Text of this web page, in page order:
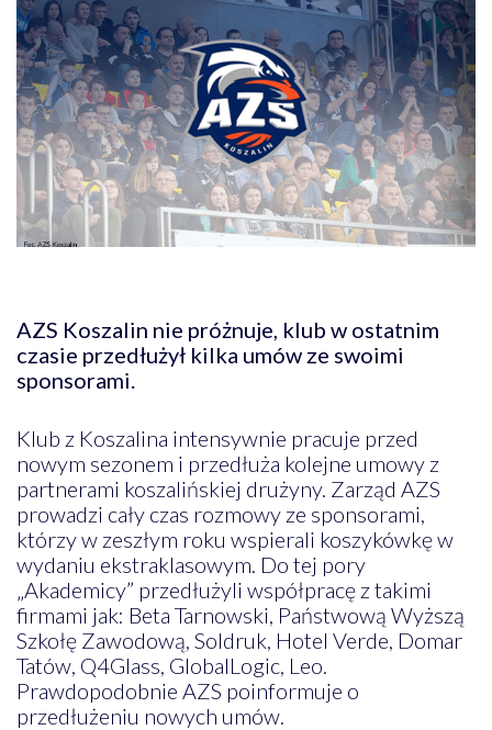
AZS Koszalin nie próżnuje, klub w ostatnim
czasie przedłużył kilka umów ze swoimi
sponsorami.
Klub z Koszalina intensywnie pracuje przed
nowym sezonem i przedłuża kolejne umowy z
partnerami koszalińskiej drużyny. Zarząd AZS
prowadzi cały czas rozmowy ze sponsorami,
którzy w zeszłym roku wspierali koszykówkę w
wydaniu ekstraklasowym. Do tej pory
„Akademicy” przedłużyli współpracę z takimi
firmami jak: Beta Tarnowski, Państwową Wyższą
Szkołę Zawodową, Soldruk, Hotel Verde, Domar
Tatów, Q4Glass, GlobalLogic, Leo.
Prawdopodobnie AZS poinformuje o
przedłużeniu nowych umów.